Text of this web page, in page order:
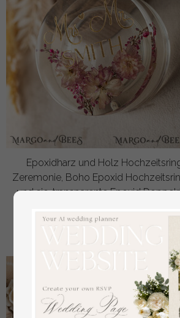
Epoxidharz und Holz
Zeremonie, Boho Epoxid
und sie, transparente Epoxid
/ 70.00